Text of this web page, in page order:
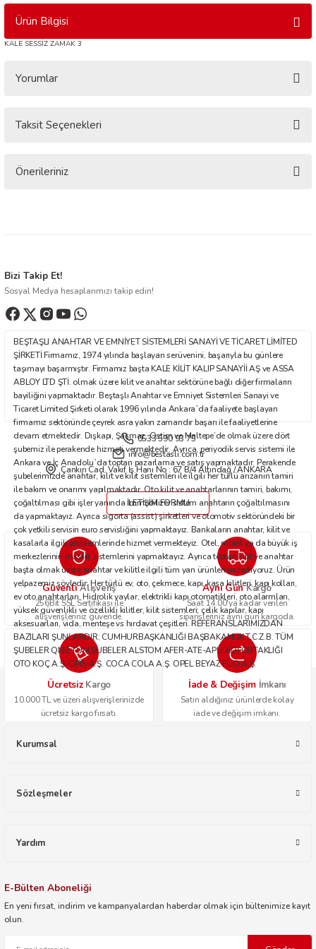
Ürün Bilgisi
KALE SESSİZ ZAMAK 3
Yorumlar
Bu ürüne ilk yorumu siz yapın!
Taksit Seçenekleri
Önerileriniz
Ürün resmi kalitesiz, bozuk veya görüntülenemiyor.
Ürün açıklamasında eksik bilgiler bulunuyor.
Ürün bilgilerinde hatalar bulunuyor.
Bu ürüne benzer farklı alternatifler olmalı.
Gönder
Bizi Takip Et!
Sosyal Medya hesaplarımızı takip edin!
BEŞTAŞLI ANAHTAR VE EMNİYET SİSTEMLERİ SANAYİ VE TİCARET LİMİTED
ŞİRKETİ Firmamız, 1974 yılında başlayan serüvenini, başarıyla bu günlere
taşımayı başarmıştır. Firmamız başta KALE KİLİT KALIP SANAYİİ AŞ ve ASSA
ABLOY LTD ŞTİ. olmak üzere kilit ve anahtar sektörüne bağlı diğer firmaların
bayiliğini yapmaktadır. Beştaşlı Anahtar ve Emniyet Sistemleri Sanayi ve
Ticaret Limited Şirketi olarak 1996 yılında Ankara`da faaliyete başlayan
firmamız sektöründe çeyrek asra yakın zamandır başarı ile faaliyetlerine
devam etmektedir. Dışkapı, Şaşmaz, Ostim ve Maltepe’de olmak üzere dört
şubemiz ile perakende hizmeti vermektedir. Ayrıca, periyodik servis sistemi ile
Ankara ve İç Anadolu`da toptan pazarlama ve satış yapmaktadır. Perakende
şubelerimizde anahtar, kilit ve kilit sistemleri ile ilgili her türlü arızanın tamiri
ile bakım ve onarımı yapılmaktadır. Oto kilit ve anahtarlarının tamiri, bakımı,
çoğaltılması gibi işler yanında immobilizer sistem anahtarın çoğaltılmasını
da yapmaktayız. Ayrıca sigorta (assist) şirketleri ve otomotiv sektöründeki bir
çok yetkili servisin euro servisliğini yapmaktayız. Bankaların anahtar, kilit ve
kasalarla ilgili problemlerinde hizmet vermekteyiz. Otel, motel ya da büyük iş
merkezlerinin master sistemlerini yapmaktayız. Ayrıca toptan kilit ve anahtar
başta olmak üzere anahtar ve kilitle ilgili tüm yan ürünleri pazarlıyoruz. Ürün
yelpazemiz şöyledir: Her türlü ev, oto, çekmece, kapı, kasa kilitleri, kapı kolları,
ev oto anahtarları. Hidrolik yaylar, elektrikli kapı otomatikleri, oto alarmları,
yüksek güvenlikli ve özellikli kilitler, kilit sistemleri; çelik kapılar, kapı
aksesuarları, vida, menteşe vs hırdavat çeşitleri. REFERANSLARIMIZDAN
BAZILARI ŞUNLARDIR; CUMHURBAŞKANLIĞI BAŞBAKANLIK T.C.Z.B. TÜM
ŞUBELER QNB TÜM ŞUBELER ALSTOM AFER-ATE-APU ADİ ORTAKLIĞI
OTO KOÇ A.Ş. OPİS A.Ş. COCA COLA A.Ş. OPEL BEYAZ FİLO A.Ş.
0533 590 93 75
info@bestasli.com.tr
Çankırı Cad. Vakıf İş Hanı No : 67 B/4 Altındağ / ANKARA
İLETİŞİM FORMU
GüvenliAlışveriş
256Bit SSL Sertifikası ile
alışverişleriniz güvende.
Aynı GünKargo
Saat 14.00'ya kadar verilen
siparişleriniz aynı gün kargoda.
Ücretsiz Kargo
10.000 TL ve üzeri alışverişlerinizde
ücretsiz kargo fırsatı.
İade & Değişim İmkanı
Satın aldığınız ürünlerde kolay
iade ve değişim imkanı.
Kurumsal
Sözleşmeler
Yardım
E-Bülten Aboneliği
En yeni fırsat, indirim ve kampanyalardan haberdar olmak için bültenimize kayıt
olun.